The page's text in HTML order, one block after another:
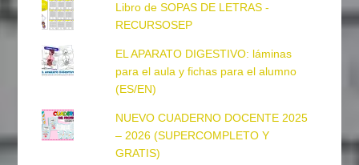
Libro de SOPAS DE LETRAS -
RECURSOSEP
EL APARATO DIGESTIVO: láminas
para el aula y fichas para el alumno
(ES/EN)
NUEVO CUADERNO DOCENTE 2025
– 2026 (SUPERCOMPLETO Y
GRATIS)